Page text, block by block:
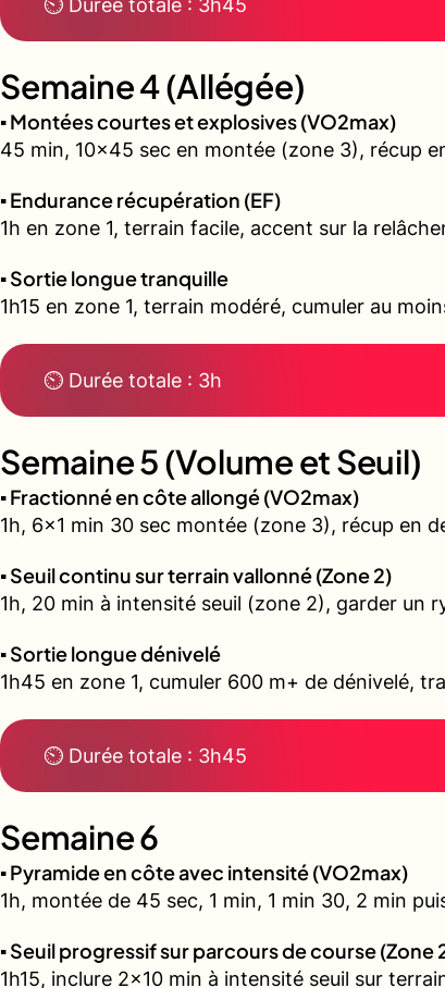
⏲ Durée totale : 3h45
Semaine 4 (Allégée)
▪️ Montées courtes et explosives (VO2max)
45 min, 10x45 sec en montée (zone 3), récup
▪️ Endurance récupération (EF)
1h en zone 1, terrain facile, accent sur la
▪️ Sortie longue tranquille
1h15 en zone 1, terrain modéré, cumuler au
⏲ Durée totale : 3h
Semaine 5 (Volume et Seuil)
▪️ Fractionné en côte allongé (VO2max)
1h, 6x1 min 30 sec montée (zone 3), récup en
▪️ Seuil continu sur terrain vallonné (Zone 2)
1h, 20 min à intensité seuil (zone 2), garder un
▪️ Sortie longue dénivelé
1h45 en zone 1, cumuler 600 m+ de dénivelé,
⏲ Durée totale : 3h45
Semaine 6
▪️ Pyramide en côte avec intensité (VO2max)
1h, montée de 45 sec, 1 min, 1 min 30, 2 min
▪️ Seuil progressif sur parcours de course (Zone
1h15, inclure 2x10 min à intensité seuil sur